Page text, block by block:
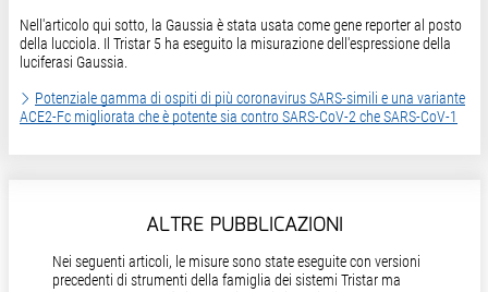
Nell'articolo qui sotto, la Gaussia è stata usata come gene reporter al posto
della lucciola. Il Tristar 5 ha eseguito la misurazione dell'espressione della
luciferasi Gaussia.
Potenziale gamma di ospiti di più coronavirus SARS-simili e una variante
ACE2-Fc migliorata che è potente sia contro SARS-CoV-2 che SARS-CoV-1
ALTRE PUBBLICAZIONI
Nei seguenti articoli, le misure sono state eseguite con versioni
precedenti di strumenti della famiglia dei sistemi Tristar ma